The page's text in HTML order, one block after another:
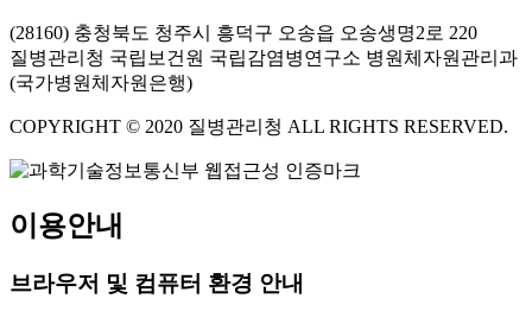
(28160) 충청북도 청주시 흥덕구 오송읍 오송생명2로 220
질병관리청 국립보건원 국립감염병연구소 병원체자원관리과
(국가병원체자원은행)
COPYRIGHT © 2020 질병관리청 ALL RIGHTS RESERVED.
이용안내
브라우저 및 컴퓨터 환경 안내